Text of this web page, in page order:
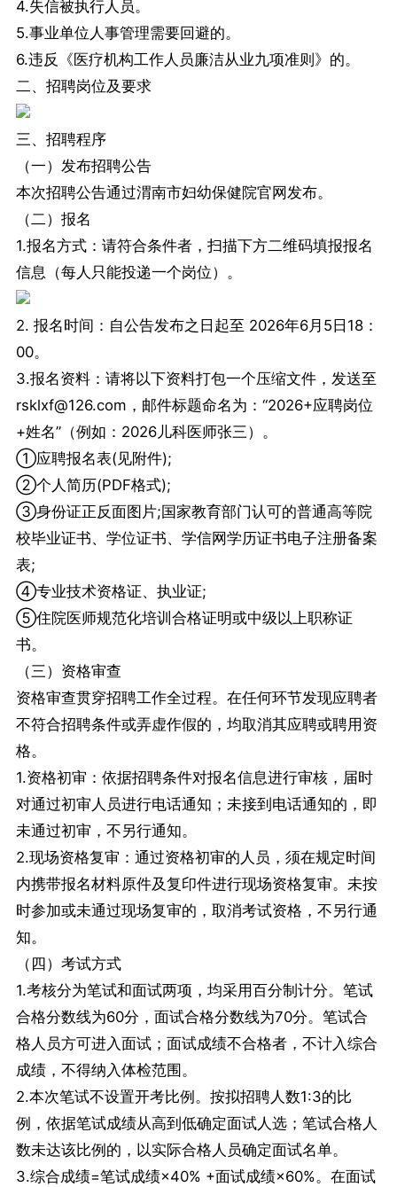
4.失信被执行人员。
5.事业单位人事管理需要回避的。
6.违反《医疗机构工作人员廉洁从业九项准则》的。
二、招聘岗位及要求
三、招聘程序
（一）发布招聘公告
本次招聘公告通过渭南市妇幼保健院官网发布。
（二）报名
1.报名方式：请符合条件者，扫描下方二维码填报报名
信息（每人只能投递一个岗位）。
2. 报名时间：自公告发布之日起至 2026年6月5日18：
00。
3.报名资料：请将以下资料打包一个压缩文件，发送至
rsklxf@126.com，邮件标题命名为：“2026+应聘岗位
+姓名”（例如：2026儿科医师张三）。
①应聘报名表(见附件);
②个人简历(PDF格式);
③身份证正反面图片;国家教育部门认可的普通高等院
校毕业证书、学位证书、学信网学历证书电子注册备案
表;
④专业技术资格证、执业证;
⑤住院医师规范化培训合格证明或中级以上职称证
书。
（三）资格审查
资格审查贯穿招聘工作全过程。在任何环节发现应聘者
不符合招聘条件或弄虚作假的，均取消其应聘或聘用资
格。
1.资格初审：依据招聘条件对报名信息进行审核，届时
对通过初审人员进行电话通知；未接到电话通知的，即
未通过初审，不另行通知。
2.现场资格复审：通过资格初审的人员，须在规定时间
内携带报名材料原件及复印件进行现场资格复审。未按
时参加或未通过现场复审的，取消考试资格，不另行通
知。
（四）考试方式
1.考核分为笔试和面试两项，均采用百分制计分。笔试
合格分数线为60分，面试合格分数线为70分。笔试合
格人员方可进入面试；面试成绩不合格者，不计入综合
成绩，不得纳入体检范围。
2.本次笔试不设置开考比例。按拟招聘人数1:3的比
例，依据笔试成绩从高到低确定面试人选；笔试合格人
数未达该比例的，以实际合格人员确定面试名单。
3.综合成绩=笔试成绩×40% +面试成绩×60%。在面试